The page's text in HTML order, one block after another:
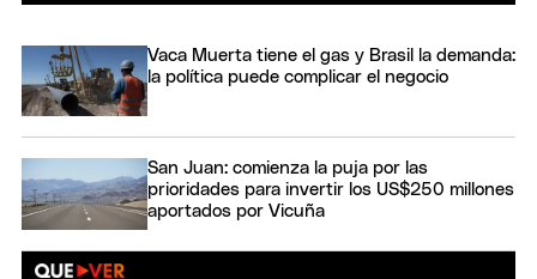
Vaca Muerta tiene el gas y Brasil la demanda:
la política puede complicar el negocio
San Juan: comienza la puja por las
prioridades para invertir los US$250 millones
aportados por Vicuña